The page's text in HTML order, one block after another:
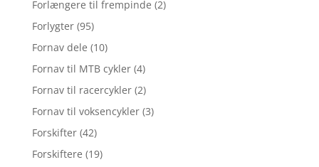
Forlængere til frempinde (2)
Forlygter (95)
Fornav dele (10)
Fornav til MTB cykler (4)
Fornav til racercykler (2)
Fornav til voksencykler (3)
Forskifter (42)
Forskiftere (19)